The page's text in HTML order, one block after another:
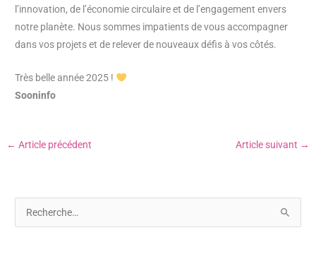
l’innovation, de l’économie circulaire et de l’engagement envers
notre planète. Nous sommes impatients de vous accompagner
dans vos projets et de relever de nouveaux défis à vos côtés.
Très belle année 2025 !
Sooninfo
← Article précédent Article suivant →